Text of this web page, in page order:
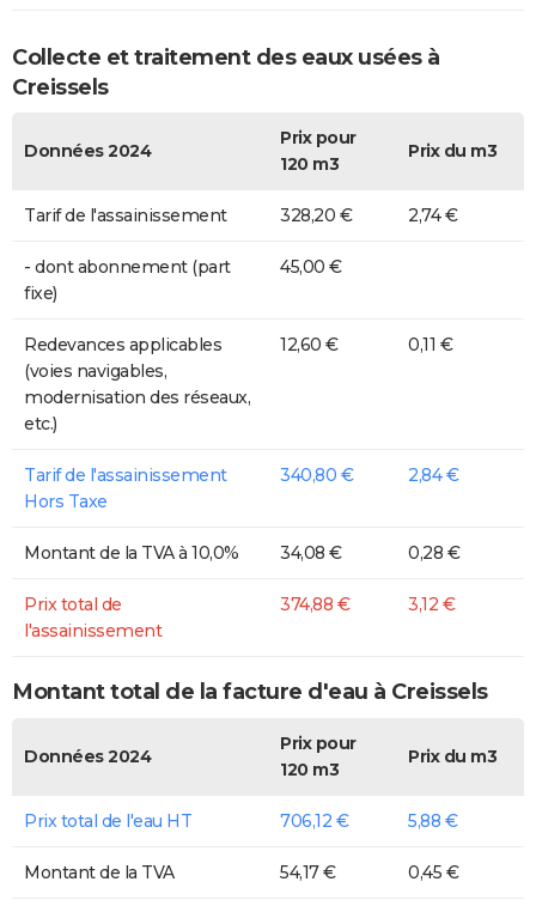
Collecte et traitement des eaux usées à
Creissels
Données 2024
Prix pour
120 m3
Prix du m3
Tarif de l'assainissement 328,20 € 2,74 €
- dont abonnement (part
fixe)
45,00 €
Redevances applicables
(voies navigables,
modernisation des réseaux,
etc.)
12,60 € 0,11 €
Tarif de l'assainissement
Hors Taxe
340,80 € 2,84 €
Montant de la TVA à 10,0% 34,08 € 0,28 €
Prix total de
l'assainissement
374,88 € 3,12 €
Montant total de la facture d'eau à Creissels
Données 2024
Prix pour
120 m3
Prix du m3
Prix total de l'eau HT 706,12 € 5,88 €
Montant de la TVA 54,17 € 0,45 €